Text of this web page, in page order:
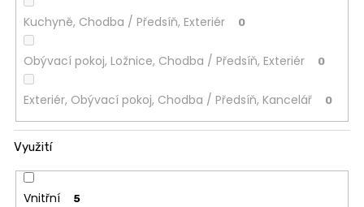
Kuchyně, Chodba / Předsíň, Exteriér 0
Obývací pokoj, Ložnice, Chodba / Předsíň, Exteriér 0
Exteriér, Obývací pokoj, Chodba / Předsíň, Kancelář 0
Využití
Vnitřní 5